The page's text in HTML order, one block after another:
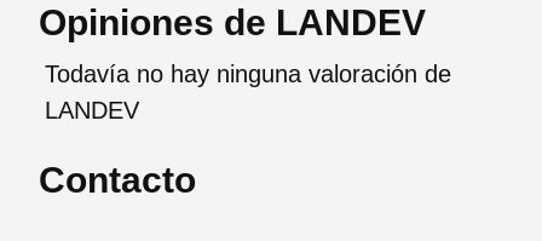
Opiniones de LANDEV
Todavía no hay ninguna valoración de
LANDEV
Contacto